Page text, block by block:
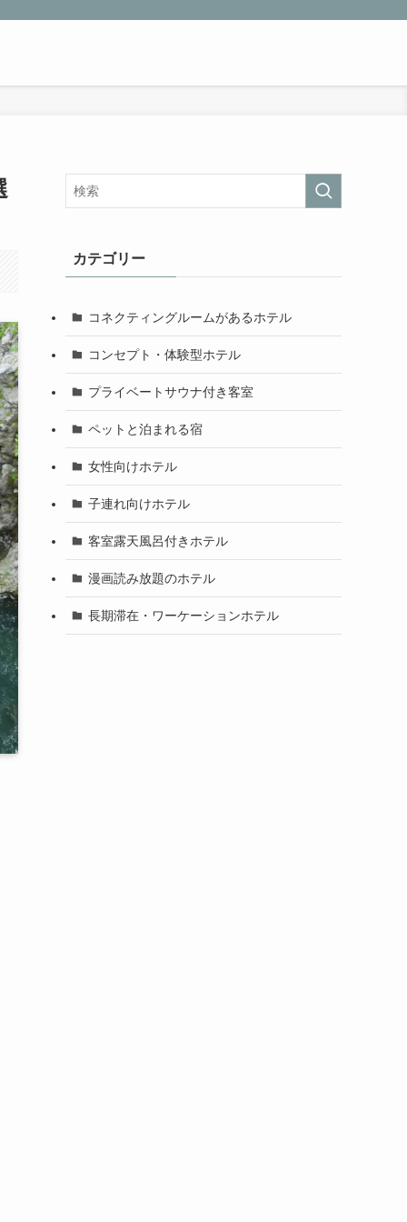
カテゴリー
コネクティングルームがあるホテル
コンセプト・体験型ホテル
プライベートサウナ付き客室
ペットと泊まれる宿
女性向けホテル
子連れ向けホテル
客室露天風呂付きホテル
漫画読み放題のホテル
長期滞在・ワーケーションホテル